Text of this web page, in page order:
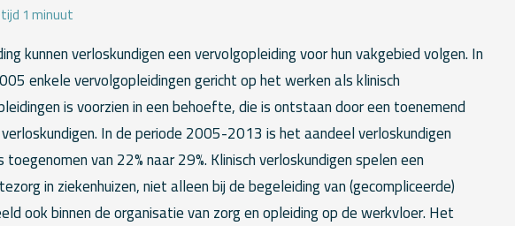
1 minuut
kunnen verloskundigen een vervolgopleiding voor hun vakgebied volgen. In
enkele vervolgopleidingen gericht op het werken als klinisch
is voorzien in een behoefte, die is ontstaan door een toenemend
In de periode 2005-2013 is het aandeel verloskundigen
van 22% naar 29%. Klinisch verloskundigen spelen een
in ziekenhuizen, niet alleen bij de begeleiding van (gecompliceerde)
ook binnen de organisatie van zorg en opleiding op de werkvloer. Het